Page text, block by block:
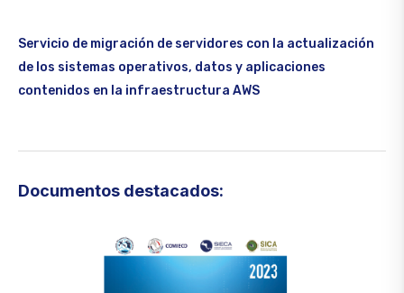
Servicio de migración de servidores con la actualización
de los sistemas operativos, datos y aplicaciones
contenidos en la infraestructura AWS
Documentos destacados: